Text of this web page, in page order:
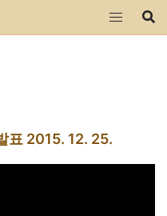
표 2015. 12. 25.